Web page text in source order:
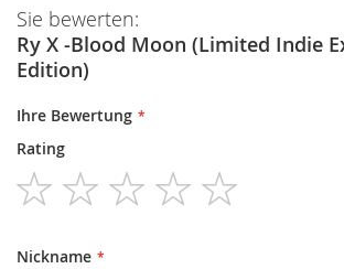
Sie bewerten:
Ry X -Blood Moon (Limited Indie
Edition)
Ihre Bewertung
Rating
1
star
2
stars
3
stars
4
stars
Nickname